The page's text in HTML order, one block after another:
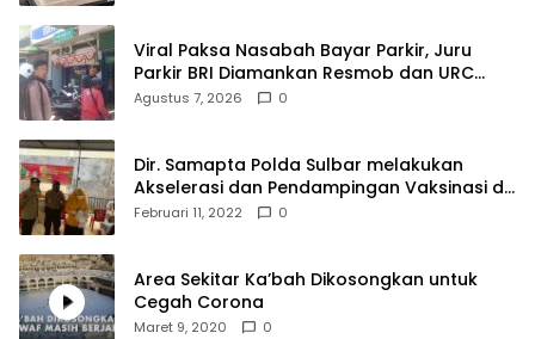
Viral Paksa Nasabah Bayar Parkir, Juru
Parkir BRI Diamankan Resmob dan URC
Polresta Mamuju
Agustus 7, 2026 0
Dir. Samapta Polda Sulbar melakukan
Akselerasi dan Pendampingan Vaksinasi di
SDN 001 Polewali
Februari 11, 2022 0
Area Sekitar Ka’bah Dikosongkan untuk
Cegah Corona
Maret 9, 2020 0